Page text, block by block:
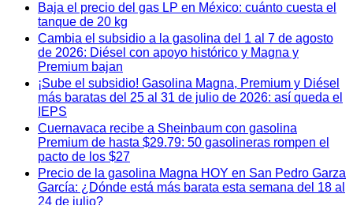
Baja el precio del gas LP en México: cuánto cuesta el
tanque de 20 kg
Cambia el subsidio a la gasolina del 1 al 7 de agosto
de 2026: Diésel con apoyo histórico y Magna y
Premium bajan
¡Sube el subsidio! Gasolina Magna, Premium y Diésel
más baratas del 25 al 31 de julio de 2026: así queda el
IEPS
Cuernavaca recibe a Sheinbaum con gasolina
Premium de hasta $29.79: 50 gasolineras rompen el
pacto de los $27
Precio de la gasolina Magna HOY en San Pedro Garza
García: ¿Dónde está más barata esta semana del 18 al
24 de julio?